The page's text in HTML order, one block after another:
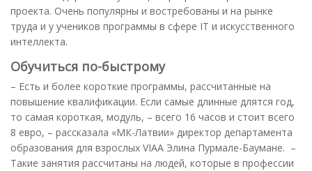
проекта. Очень популярны и востребованы и на рынке
труда и у учеников программы в сфере IT и искусственного
интеллекта.
Обучиться по-быстрому
– Есть и более короткие программы, рассчитанные на
повышение квалификации. Если самые длинные длятся год,
то самая короткая, модуль, – всего 16 часов и стоит всего
8 евро, – рассказала «МК-Латвии» директор департамента
образования для взрослых VIAA Элина Пурмале-Баумане. –
Такие занятия рассчитаны на людей, которые в профессии